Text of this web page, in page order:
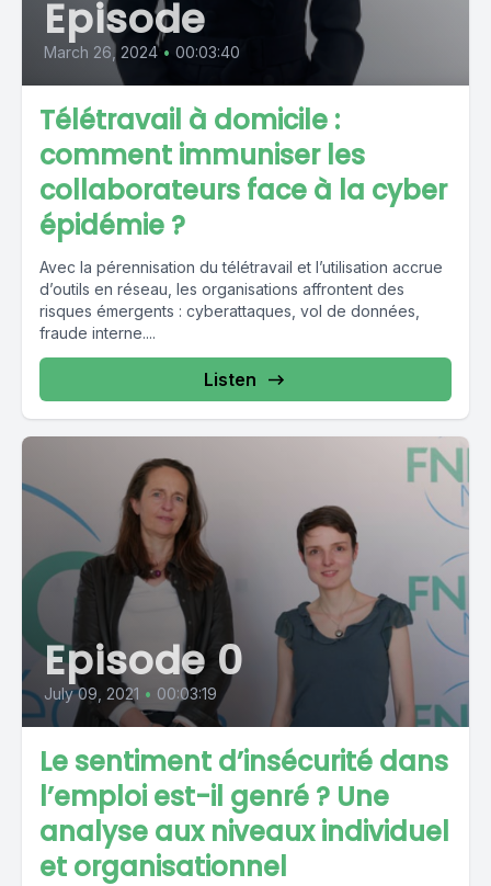
Episode
March 26, 2024 • 00:03:40
Télétravail à domicile :
comment immuniser les
collaborateurs face à la cyber
épidémie ?
Avec la pérennisation du télétravail et l’utilisation accrue
d’outils en réseau, les organisations affrontent des
risques émergents : cyberattaques, vol de données,
fraude interne....
Listen
Episode 0
July 09, 2021 • 00:03:19
Le sentiment d’insécurité dans
l’emploi est-il genré ? Une
analyse aux niveaux individuel
et organisationnel